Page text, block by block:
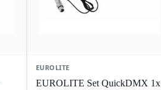
EUROLITE
EUROLITE Set QuickDMX 1x